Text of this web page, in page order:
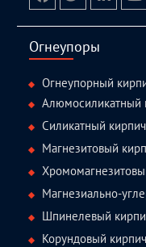
Огнеупоры
Огнеупорный
Алюмосиликатный
Силикатный кирпич
Магнезитовый
Магнезиально-
Шпинелевый
Корундовый кирпич